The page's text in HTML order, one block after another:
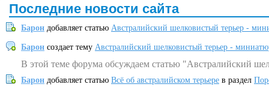
Последние новости сайта
Барон добавляет статью Австралийский шелковистый терьер -
Барон создает тему Австралийский шелковистый терьер -
В этой теме форума обсуждаем статью "Австралийский
Барон добавляет статью Всё об австралийском терьере в раздел